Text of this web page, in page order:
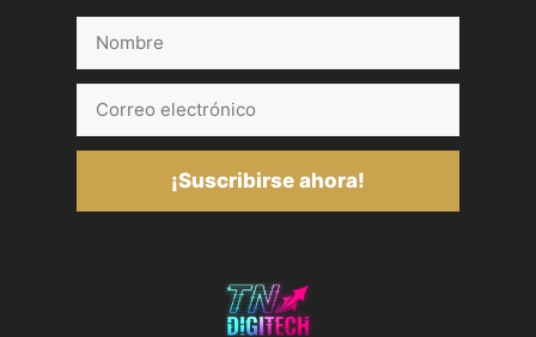
electrónico
¡Suscribirse ahora!